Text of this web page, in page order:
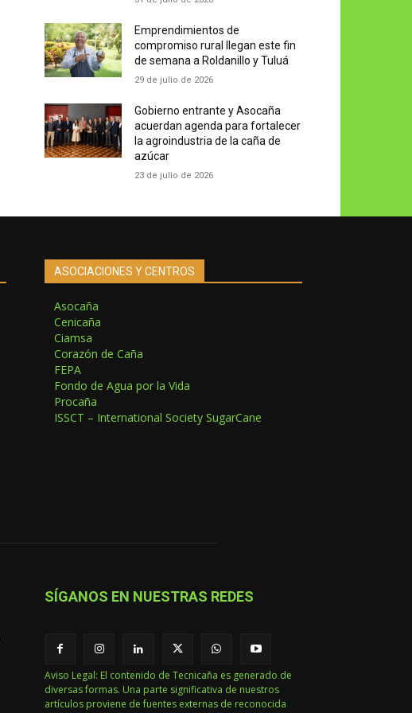
Emprendimientos de
compromiso rural llegan este fin
de semana a Roldanillo y Tuluá
29 de julio de 2026
Gobierno entrante y Asocaña
acuerdan agenda para fortalecer
la agroindustria de la caña de
azúcar
23 de julio de 2026
ASOCIACIONES Y CENTROS
Asocaña
Cenicaña
Ciamsa
Corazón de Caña
FEPA
Fondo de Agua por la Vida
Procaña
ISSCT – International Society SugarCane
SÍGANOS EN NUESTRAS REDES
Aviso Legal: El contenido de Tecnicaña es generado de
diversas formas. Una parte significativa de nuestros
artículos proviene de fuentes externas de reconocida